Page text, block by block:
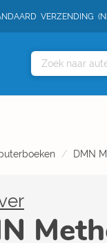
VERZENDING
DMN